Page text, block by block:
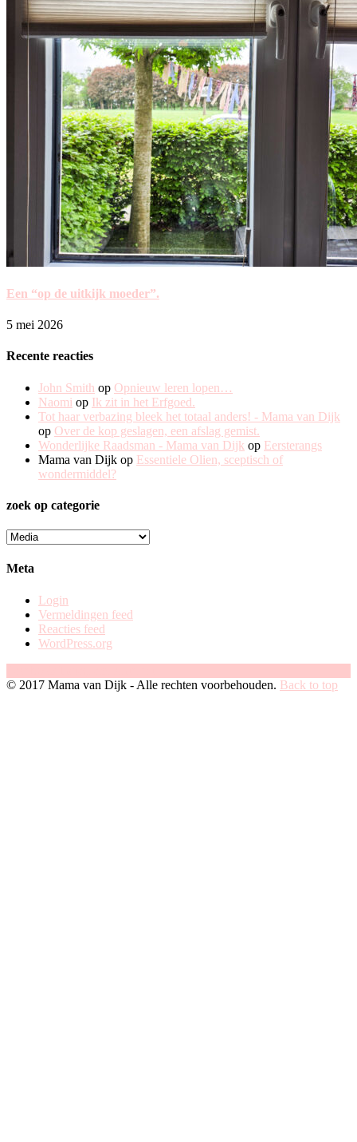
Een “op de uitkijk moeder”.
5 mei 2026
Recente reacties
John Smith op Opnieuw leren lopen…
Naomi op Ik zit in het Erfgoed.
Tot haar verbazing bleek het totaal anders! - Mama van Dijk
op Over de kop geslagen, een afslag gemist.
Wonderlijke Raadsman - Mama van Dijk op Eersterangs
Mama van Dijk op Essentiele Olien, sceptisch of
wondermiddel?
zoek op categorie
zoek
categorie
Meta
Login
Vermeldingen feed
Reacties feed
WordPress.org
© 2017 Mama van Dijk - Alle rechten voorbehouden. Back to top